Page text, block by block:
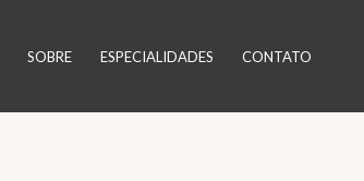
SOBRE ESPECIALIDADES CONTATO